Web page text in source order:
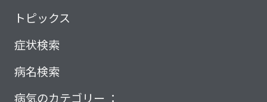
トピックス
症状検索
病名検索
病気のカテゴリー ：